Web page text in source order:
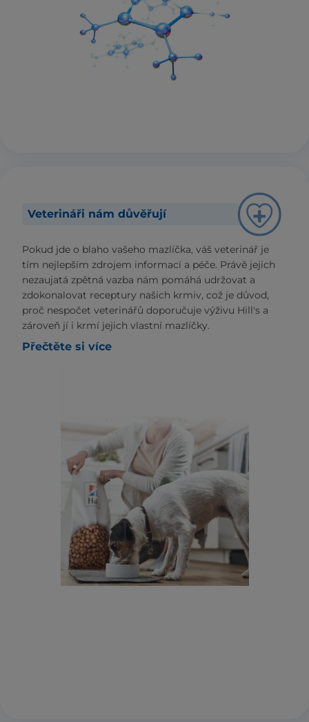
Veterináři nám důvěřují
Pokud jde o blaho vašeho mazlíčka, váš veterinář je
tím nejlepším zdrojem informací a péče. Právě jejich
nezaujatá zpětná vazba nám pomáhá udržovat a
zdokonalovat receptury našich krmiv, což je důvod,
proč nespočet veterinářů doporučuje výživu Hill's a
zároveň jí i krmí jejich vlastní mazlíčky.
Přečtěte si více